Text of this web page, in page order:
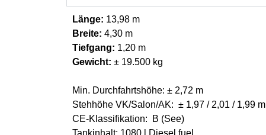
Länge: 13,98 m
Breite: 4,30 m
Tiefgang: 1,20 m
Gewicht: ± 19.500 kg
Min. Durchfahrtshöhe: ± 2,72 m
Stehhöhe VK/Salon/AK: ± 1,97 / 2,01 / 1,99 m
CE-Klassifikation: B (See)